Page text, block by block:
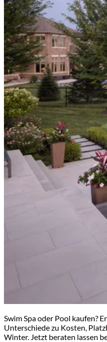
Swim Spa oder Pool kaufen?
Unterschiede zu Kosten,
Winter. Jetzt beraten lassen